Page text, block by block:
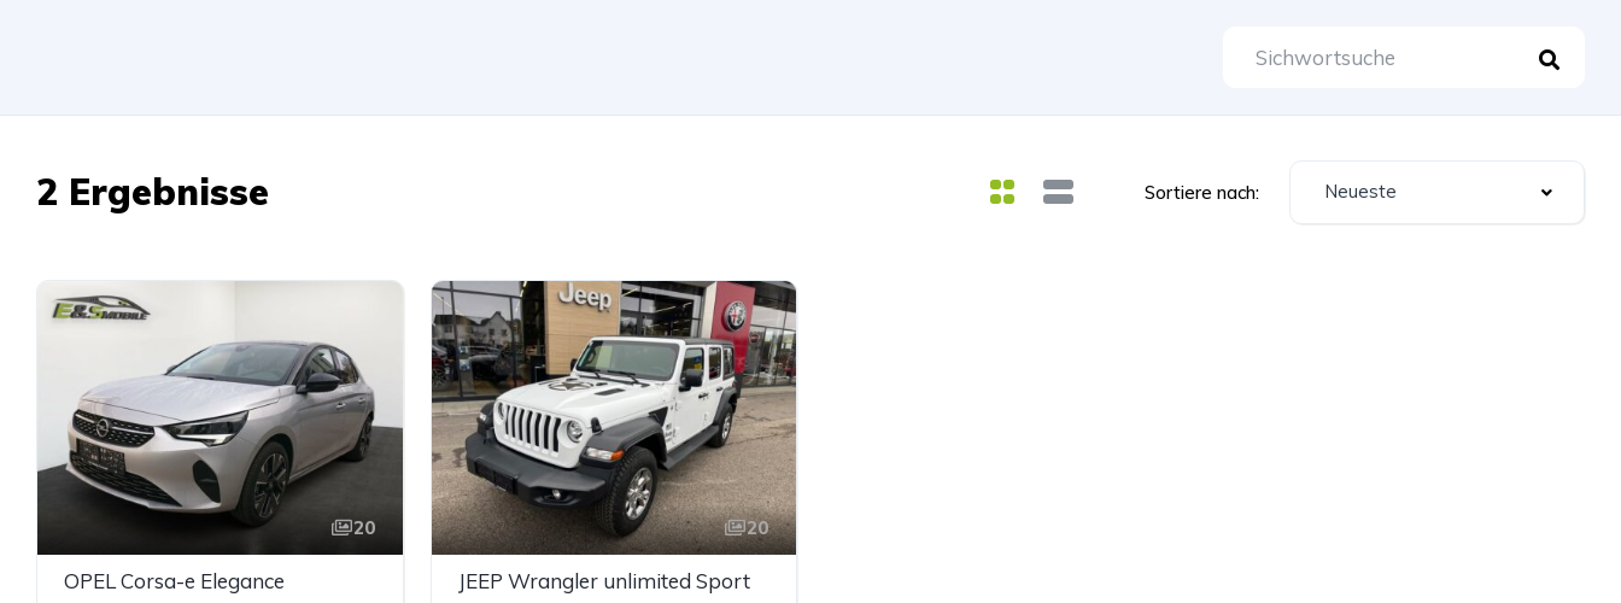
2 Ergebnisse Sortiere nach: Neueste
20
OPEL Corsa-e Elegance
20
JEEP Wrangler unlimited Sport